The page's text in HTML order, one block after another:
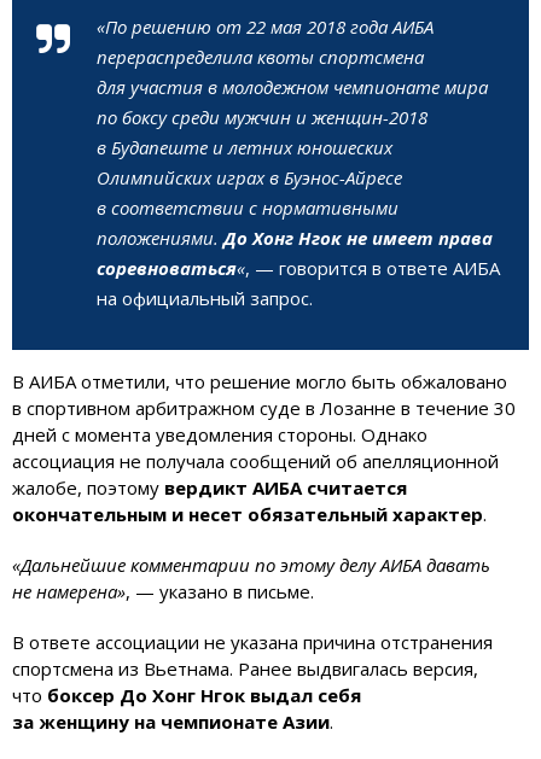
«По решению от 22 мая 2018 года АИБА
перераспределила квоты спортсмена
для участия в молодежном чемпионате мира
по боксу среди мужчин и женщин-2018
в Будапеште и летних юношеских
Олимпийских играх в Буэнос-Айресе
в соответствии с нормативными
положениями.До Хонг Нгок не имеет права
соревноваться«, — говорится в ответе АИБА
на официальный запрос.
В АИБА отметили, что решение могло быть обжаловано
в спортивном арбитражном суде в Лозанне в течение 30
дней с момента уведомления стороны. Однако
ассоциация не получала сообщений об апелляционной
жалобе, поэтому вердикт АИБА считается
окончательным и несет обязательный характер.
«Дальнейшие комментарии по этому делу АИБА давать
не намерена», — указано в письме.
В ответе ассоциации не указана причина отстранения
спортсмена из Вьетнама. Ранее выдвигалась версия,
что боксер До Хонг Нгок выдал себя
за женщину на чемпионате Азии.